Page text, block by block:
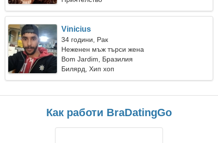
Vinicius
34 години, Рак
Неженен мъж търси жена
Bom Jardim, Бразилия
Билярд, Хип хоп
Как работи BraDatingGo